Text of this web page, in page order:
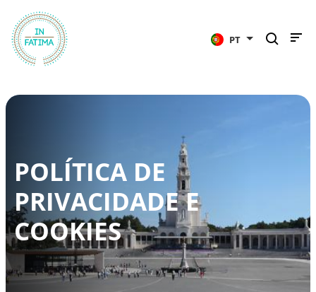
PT
POLÍTICA DE
PRIVACIDADE E
COOKIES